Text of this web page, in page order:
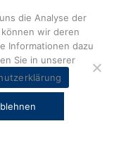
und
die Analyse der
wir deren
Informationen dazu
Sie in unserer